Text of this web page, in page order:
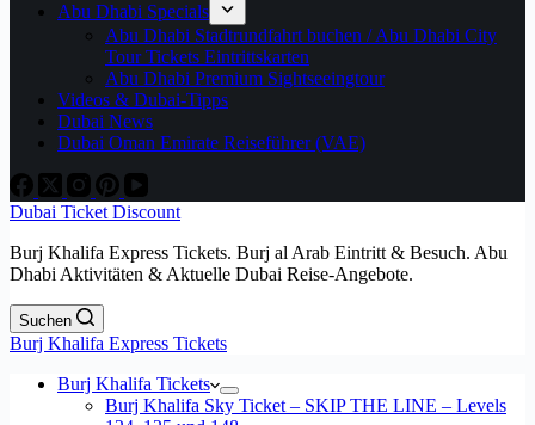
Abu Dhabi Specials
Abu Dhabi Stadtrundfahrt buchen / Abu Dhabi City
Tour Tickets Eintrittskarten
Abu Dhabi Premium Sightseeingtour
Videos & Dubai-Tipps
Dubai News
Dubai Oman Emirate Reiseführer (VAE)
Dubai Ticket Discount
Burj Khalifa Express Tickets. Burj al Arab Eintritt & Besuch. Abu
Dhabi Aktivitäten & Aktuelle Dubai Reise-Angebote.
Suchen
Burj Khalifa Express Tickets
Burj Khalifa Tickets
Burj Khalifa Sky Ticket – SKIP THE LINE – Levels